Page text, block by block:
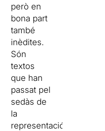
però en
bona part
també
inèdites.
Són
textos
que han
passat pel
sedàs de
la
representació